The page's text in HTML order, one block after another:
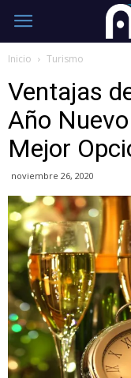
Inicio Turismo
Ventajas
Año
Mejor
noviembre 26, 2020